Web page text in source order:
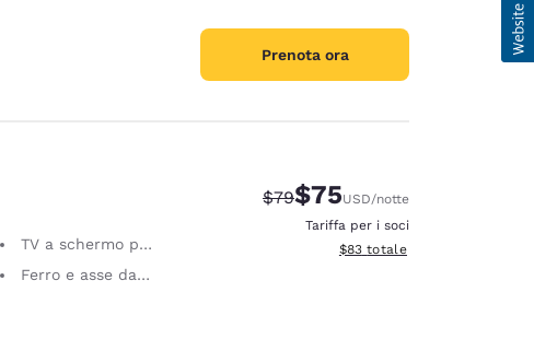
Prenota ora
TV a schermo piatto
Ferro e asse da stiro
Tariffa di barratura:
$79Tariffa scontata:
$75USD/notte
Tariffa per i soci
Visualizza i dettagli totali
$83 totale